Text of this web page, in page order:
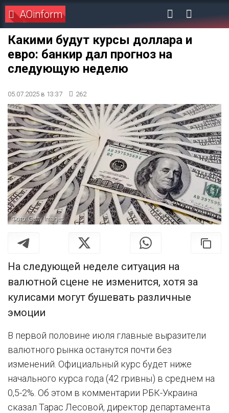
AOinform
Какими будут курсы доллара и
евро: банкир дал прогноз на
следующую неделю
05.07.2025 в 13:37 262
Фото: Getty Images
На следующей неделе ситуация на
валютной сцене не изменится, хотя за
кулисами могут бушевать различные
эмоции
В первой половине июля главные выразители
валютного рынка останутся почти без
изменений. Официальный курс будет ниже
начального курса года (42 гривны) в среднем на
0,5-2%. Об этом в комментарии РБК-Украина
сказал Тарас Лесовой, директор департамента